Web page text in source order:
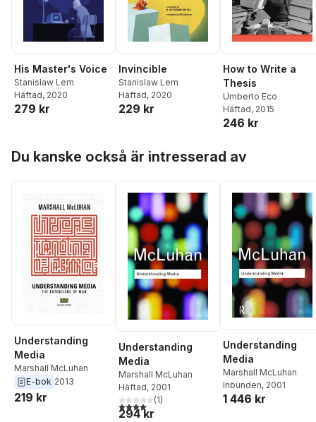
His Master's Voice
Stanislaw Lem
Häftad, 2020
279 kr
Invincible
Stanislaw Lem
Häftad, 2020
229 kr
How to Write a
Thesis
Umberto Eco
Häftad, 2015
246 kr
Du kanske också är intresserad av
Understanding
Media
Marshall McLuhan
E-bok 2013
219 kr
Understanding
Media
Marshall McLuhan
Häftad, 2001
4,0utav 5 stjärnor. Totalt antal röster:
(1)
294 kr
Understanding
Media
Marshall McLuhan
Inbunden, 2001
1 446 kr